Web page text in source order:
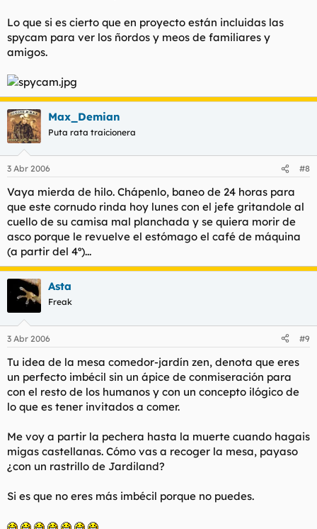
Lo que si es cierto que en proyecto están incluidas las
spycam para ver los ñordos y meos de familiares y
amigos.
Max_Demian
Puta rata traicionera
3 Abr 2006 #8
Vaya mierda de hilo. Chápenlo, baneo de 24 horas para
que este cornudo rinda hoy lunes con el jefe gritandole al
cuello de su camisa mal planchada y se quiera morir de
asco porque le revuelve el estómago el café de máquina
(a partir del 4º)...
Asta
Freak
3 Abr 2006 #9
Tu idea de la mesa comedor-jardín zen, denota que eres
un perfecto imbécil sin un ápice de conmiseración para
con el resto de los humanos y con un concepto ilógico de
lo que es tener invitados a comer.
Me voy a partir la pechera hasta la muerte cuando hagais
migas castellanas. Cómo vas a recoger la mesa, payaso
¿con un rastrillo de Jardiland?
Si es que no eres más imbécil porque no puedes.